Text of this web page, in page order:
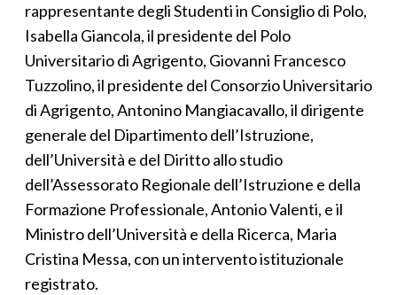
rappresentante degli Studenti in Consiglio di Polo,
Isabella Giancola, il presidente del Polo
Universitario di Agrigento, Giovanni Francesco
Tuzzolino, il presidente del Consorzio Universitario
di Agrigento, Antonino Mangiacavallo, il dirigente
generale del Dipartimento dell’Istruzione,
dell’Università e del Diritto allo studio
dell’Assessorato Regionale dell’Istruzione e della
Formazione Professionale, Antonio Valenti, e il
Ministro dell’Università e della Ricerca, Maria
Cristina Messa, con un intervento istituzionale
registrato.